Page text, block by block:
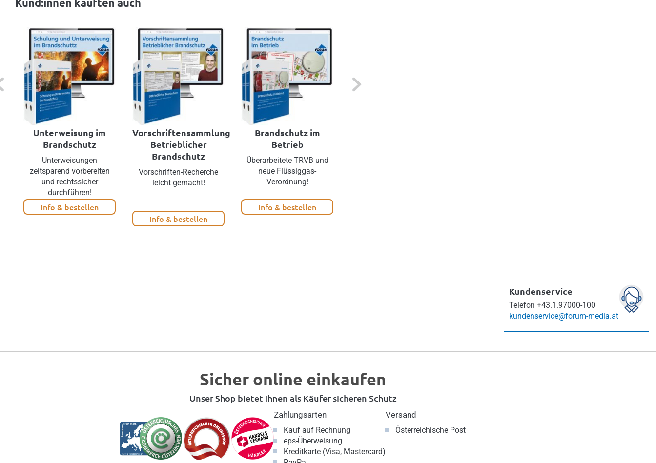
Kund:innen kauften auch
Next
Unterweisung im
Brandschutz
Unterweisungen
zeitsparend vorbereiten
und rechtssicher
durchführen!
Info & bestellen
Vorschriftensammlung
Betrieblicher
Brandschutz
Vorschriften-Recherche
leicht gemacht!
Info & bestellen
Brandschutz im
Betrieb
Überarbeitete TRVB und
neue Flüssiggas-
Verordnung!
Info & bestellen
Kundenservice
Telefon +43.1.97000-100
kundenservice@forum-media.at
Sicher online einkaufen
Unser Shop bietet Ihnen als Käufer sicheren Schutz
Zahlungsarten
Kauf auf Rechnung
eps-Überweisung
Kreditkarte (Visa, Mastercard)
Versand
Österreichische Post